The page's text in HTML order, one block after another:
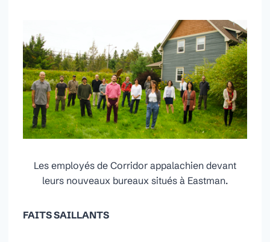
Les employés de Corridor appalachien devant
leurs nouveaux bureaux situés à Eastman.
FAITS SAILLANTS